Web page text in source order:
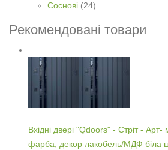
Соснові (24)
Рекомендовані товари
Вхідні двері "Qdoors" - Стріт -
фарба, декор лакобель/МДФ біла